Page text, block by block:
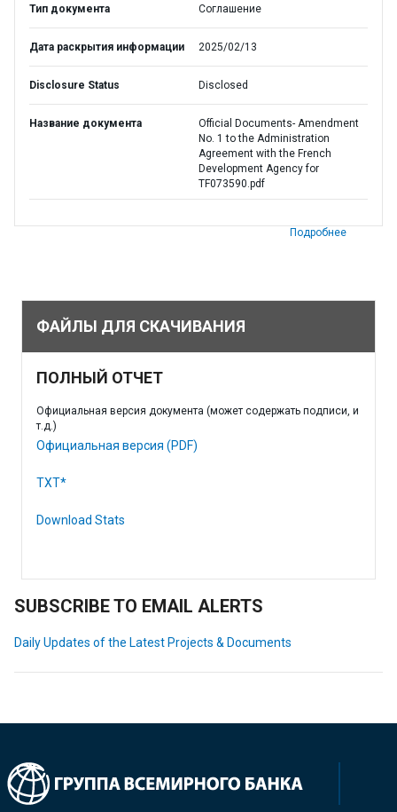
Тип документа Соглашение
Дата раскрытия информации 2025/02/13
Disclosure Status Disclosed
Название документа
Official Documents- Amendment
No. 1 to the Administration
Agreement with the French
Development Agency for
TF073590.pdf
Подробнее
ФАЙЛЫ ДЛЯ СКАЧИВАНИЯ
ПОЛНЫЙ ОТЧЕТ
Официальная версия документа (может содержать подписи, и
т.д.)
Официальная версия (PDF)
TXT*
Download Stats
SUBSCRIBE TO EMAIL ALERTS
Daily Updates of the Latest Projects & Documents